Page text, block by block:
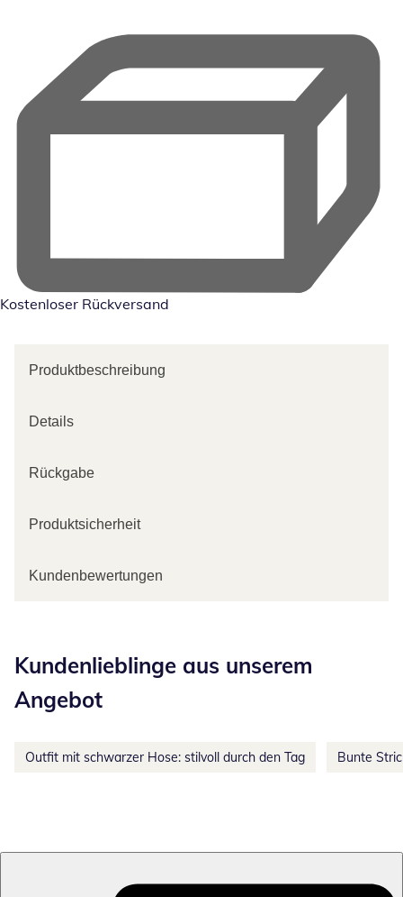
Kostenloser Rückversand
Produktbeschreibung
Details
Rückgabe
Produktsicherheit
Kundenbewertungen
Kundenlieblinge aus unserem
Angebot
Outfit mit schwarzer Hose: stilvoll durch den Tag Bunte